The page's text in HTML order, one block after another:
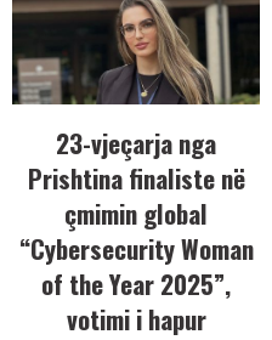
23-vjeçarja nga
Prishtina finaliste në
çmimin global
“Cybersecurity Woman
of the Year 2025”,
votimi i hapur